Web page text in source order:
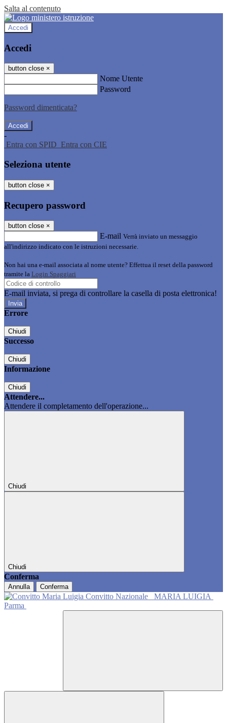
Salta al contenuto
Accedi
Accedi
button close ×
Nome Utente
Password
Password dimenticata?
-
Entra con SPID Entra con CIE
Seleziona utente
button close ×
Recupero password
button close ×
E-mail Verrà inviato un messaggio
all'indirizzo indicato con le istruzioni necessarie.
Non hai una e-mail associata al nome utente? Effettua il reset della password
tramite la Login Spaggiari
E-mail inviata, si prega di controllare la casella di posta elettronica!
Errore
Chiudi
Successo
Chiudi
Informazione
Chiudi
Attendere...
Attendere il completamento dell'operazione...
Chiudi
Chiudi
Conferma
Annulla Conferma
Convitto Nazionale
MARIA LUIGIA
Parma